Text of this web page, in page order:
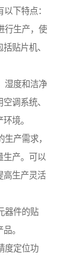
下特点：
行生产，使
贴片机、
湿度和洁净
调系统、
境。
产需求，
生产。可以
高生产灵活
器件的贴
。
度定位功